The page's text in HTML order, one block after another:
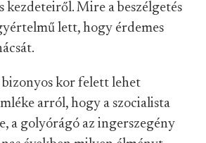
Mire a beszélgetés
lett, hogy érdemes
kor felett lehet
arról, hogy a szocialista
a golyórágó az ingerszegény